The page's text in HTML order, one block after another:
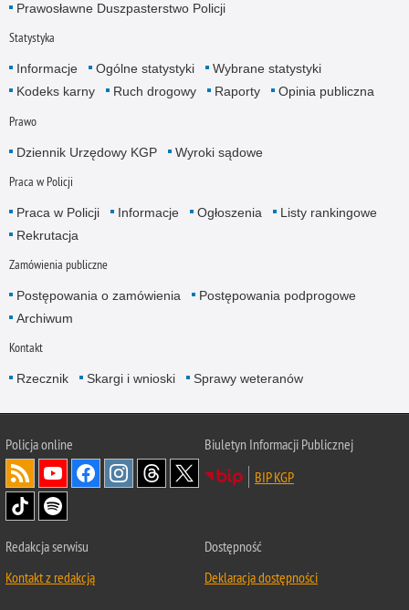
Prawosławne Duszpasterstwo Policji
Statystyka
Informacje Ogólne statystyki
Wybrane statystyki
Kodeks karny
Ruch drogowy Raporty Opinia publiczna
Prawo
Dziennik Urzędowy KGP Wyroki sądowe
Praca w Policji
Praca w Policji Informacje Ogłoszenia
Listy rankingowe
Rekrutacja
Zamówienia publiczne
Postępowania o zamówienia
Postępowania podprogowe
Archiwum
Kontakt
Rzecznik Skargi i wnioski Sprawy weteranów
Policjaonline
Biuletyn Informacji Publicznej
BIP KGP
Redakcja serwisu
Kontakt z redakcją
Dostępność
Deklaracja dostępności